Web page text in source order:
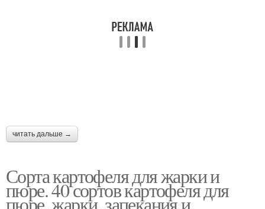
читать дальше →
Сорта картофеля для жарки и
пюре. 40 сортов картофеля для